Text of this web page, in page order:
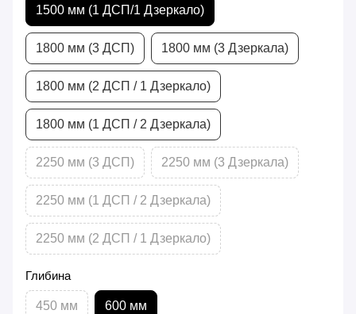
1500 мм (1 ДСП/1 Дзеркало)
1800 мм (3 ДСП) 1800 мм (3 Дзеркала)
1800 мм (2 ДСП / 1 Дзеркало)
1800 мм (1 ДСП / 2 Дзеркала)
2250 мм (3 ДСП) 2250 мм (3 Дзеркала)
2250 мм (1 ДСП / 2 Дзеркала)
2250 мм (2 ДСП / 1 Дзеркало)
Глибина
450 мм 600 мм